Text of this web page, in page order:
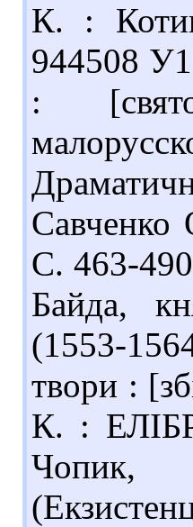
К. :
944508
:
С. 463-
Байда,
(1553-
твори :
К. :
Чопик,